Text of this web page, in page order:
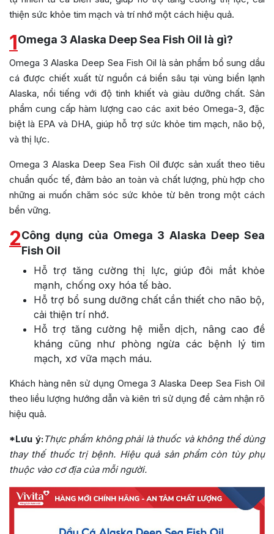
thiện sức khỏe tim mạch và trí nhớ một cách hiệu quả.
1Omega 3 Alaska Deep Sea Fish Oil là gì?
Omega 3 Alaska Deep Sea Fish Oil là sản phẩm bổ sung dầu
cá được chiết xuất từ nguồn cá biển sâu tại vùng biển lạnh
Alaska, nổi tiếng với độ tinh khiết và giàu dưỡng chất. Sản
phẩm cung cấp hàm lượng cao các axit béo Omega-3, đặc
biệt là EPA và DHA, giúp hỗ trợ sức khỏe tim mạch, não bộ,
và thị lực.
Omega 3 Alaska Deep Sea Fish Oil được sản xuất theo tiêu
chuẩn quốc tế, đảm bảo an toàn và chất lượng, phù hợp cho
những ai muốn chăm sóc sức khỏe từ bên trong một cách
bền vững.
2Công dụng của Omega 3 Alaska Deep Sea
Fish Oil
Hỗ trợ tăng cường thị lực, giúp đôi mắt khỏe
mạnh, chống oxy hóa tế bào.
Hỗ trợ bổ sung dưỡng chất cần thiết cho não bộ,
cải thiện trí nhớ.
Hỗ trợ tăng cường hệ miễn dịch, nâng cao đề
kháng cũng như phòng ngừa các bệnh lý tim
mạch, xơ vữa mạch máu.
Khách hàng nên sử dụng Omega 3 Alaska Deep Sea Fish Oil
theo liều lượng hướng dẫn và kiên trì sử dụng để cảm nhận rõ
hiệu quả.
*Lưu ý:Thực phẩm không phải là thuốc và không thể dùng
thay thế thuốc trị bệnh. Hiệu quả sản phẩm còn tùy phụ
thuộc vào cơ địa của mỗi người.